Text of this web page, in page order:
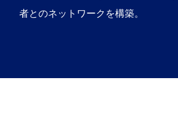
者とのネットワークを構築。